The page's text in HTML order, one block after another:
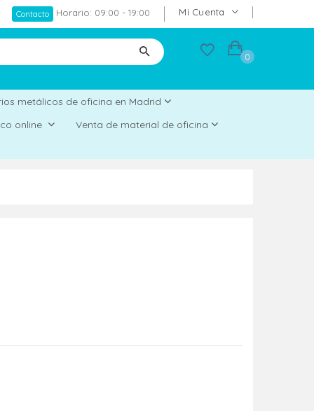
Mi Cuenta
Contacto Horario: 09:00 - 19:00
0
metálicos de oficina en Madrid
online
Venta de material de oficina